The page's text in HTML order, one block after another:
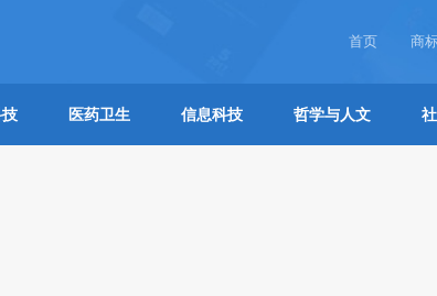
首页 商
医药卫生 信息科技 哲学与人文